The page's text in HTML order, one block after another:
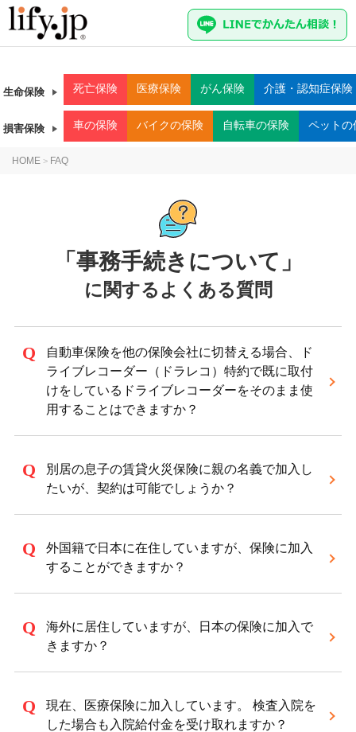
生命保険 死亡保険 医療保険 がん保険 介護・認知症保険
損害保険 車の保険 バイクの保険 自転車の保険 ペットの
HOME > FAQ
「事務手続きについて」
に関するよくある質問
自動車保険を他の保険会社に切替える場合、ド
ライブレコーダー（ドラレコ）特約で既に取付
けをしているドライブレコーダーをそのまま使
用することはできますか？
別居の息子の賃貸火災保険に親の名義で加入し
たいが、契約は可能でしょうか？
外国籍で日本に在住していますが、保険に加入
することができますか？
海外に居住していますが、日本の保険に加入で
きますか？
現在、医療保険に加入しています。 検査入院を
した場合も入院給付金を受け取れますか？